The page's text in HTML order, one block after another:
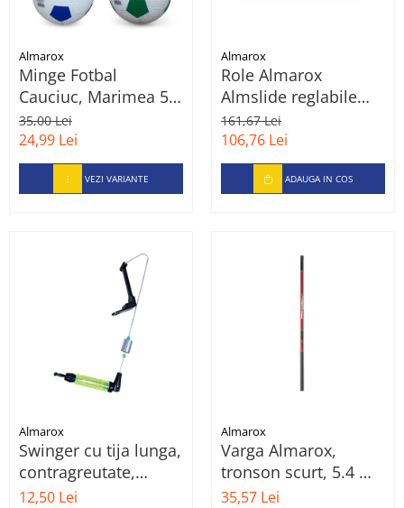
Almarox
Minge Fotbal
Cauciuc, Marimea 5,
Diverse Culori
35,00 Lei
24,99 Lei
VEZI VARIANTE
Almarox
Role Almarox
Almslide reglabile
pentru copii, 39-42,
Roz
161,67 Lei
106,76 Lei
ADAUGA IN COS
Almarox
Swinger cu tija lunga,
contragreutate,
suport starlet
12,50 Lei
Almarox
Varga Almarox,
tronson scurt, 5.4 m,
65,5x2,5
35,57 Lei